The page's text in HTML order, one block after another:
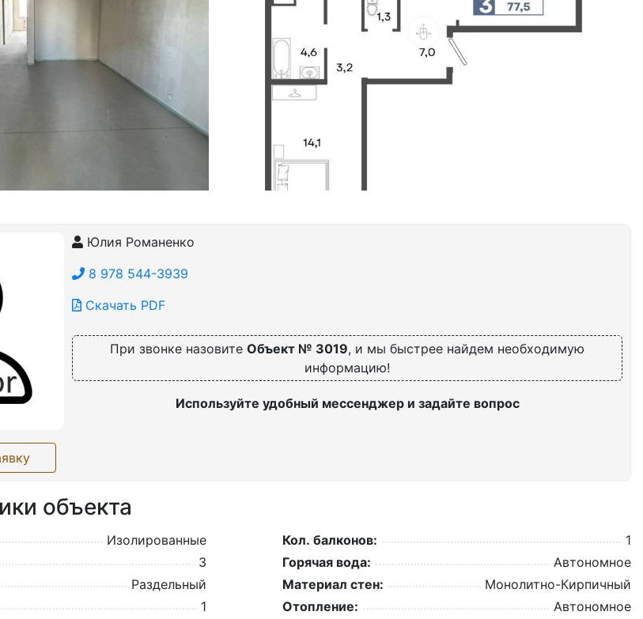
Юлия Романенко
8 978 544-3939
Скачать PDF
При звонке назовите Объект № 3019, и мы быстрее найдем необходимую
информацию!
Используйте удобный мессенджер и задайте вопрос
объекта
Изолированные
3
Раздельный
1
Кол. балконов:
1
Горячая вода:
Автономное
Материал стен:
Монолитно-Кирпичный
Отопление:
Автономное